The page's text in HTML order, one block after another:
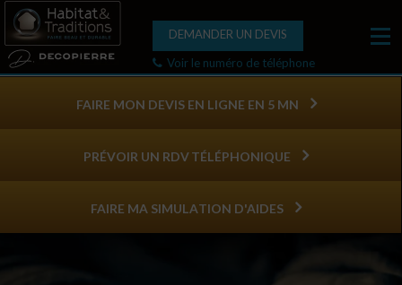
DEMANDER UN DEVIS
Voir le numéro de téléphone
FAIRE MON DEVIS EN LIGNE EN 5 MN
PRÉVOIR UN RDV TÉLÉPHONIQUE
FAIRE MA SIMULATION D'AIDES